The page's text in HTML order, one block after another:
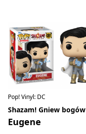
Pop! Vinyl: DC
Shazam! Gniew bogów
Eugene